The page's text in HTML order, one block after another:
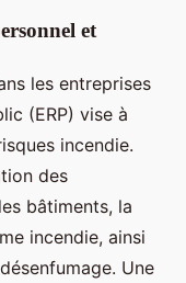
et
les entreprises
(ERP) vise à
incendie.
des
bâtiments, la
incendie, ainsi
Une